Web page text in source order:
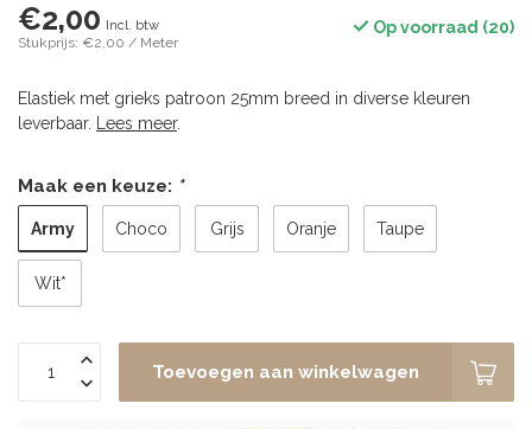
€2,00 Incl. btw
Stukprijs: €2,00 / Meter
Op voorraad (20)
Elastiek met grieks patroon 25mm breed in diverse kleuren
leverbaar.
Lees meer.
Maak een keuze: *
Army Choco Grijs Oranje Taupe
Wit*
Toevoegen aan winkelwagen